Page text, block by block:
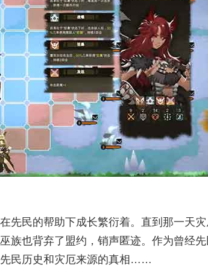
先民的帮助下成长繁衍着。直到那一天
族也背弃了盟约，销声匿迹。作为曾经
先民历史和灾厄来源的真相……